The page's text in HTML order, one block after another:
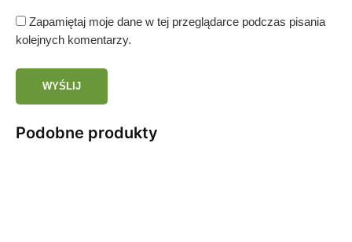
Zapamiętaj moje dane w tej przeglądarce podczas pisania
kolejnych komentarzy.
Podobne produkty